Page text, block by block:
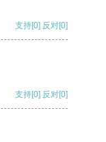
支持[0] 反对[0]
支持[0] 反对[0]